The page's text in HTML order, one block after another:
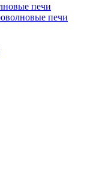
печи
печи